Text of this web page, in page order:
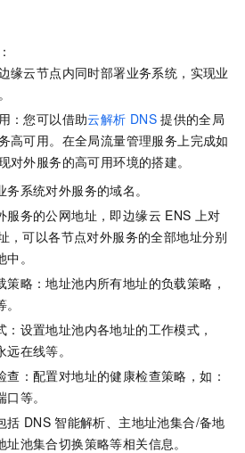
缘云节点内同时部署业务系统，实现业
：您可以借助云解析 DNS 提供的全局
高可用。在全局流量管理服务上完成如
对外服务的高可用环境的搭建。
系统对外服务的域名。
服务的公网地址，即边缘云 ENS 上对
，可以各节点对外服务的全部地址分别
。
策略：地址池内所有地址的负载策略，
：设置地址池内各地址的工作模式，
在线等。
查：配置对地址的健康检查策略，如：
等。
括 DNS 智能解析、主地址池集合/备地
池集合切换策略等相关信息。